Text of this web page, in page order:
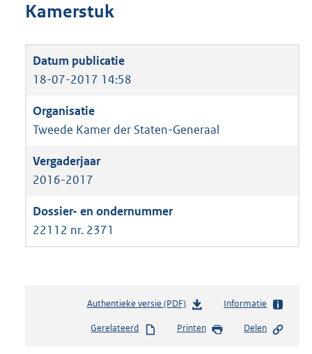
Kamerstuk
18-07-2017 14:58
Tweede Kamer der Staten-Generaal
2016-2017
22112 nr. 2371
Authentieke versie (PDF)b
s
Informatie
Gerelateerd Printen Delen